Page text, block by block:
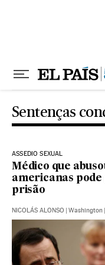
Sentenças
ASSEDIO SEXUAL
Médico que
americanas pode
prisão
NICOLÁS ALONSO | Washington |